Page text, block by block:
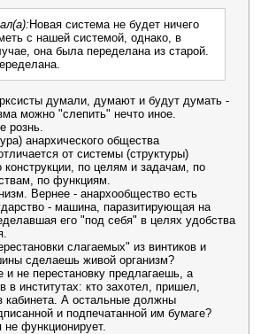
Новая система не будет ничего
с нашей системой, однако, в
она была переделана из старой.
думали, думают и будут думать -
можно "слепить" нечто иное.
рознь.
анархического общества
от системы (структуры)
конструкции, по целям и задачам, по
по функциям.
Вернее - анархообщество есть
- машина, паразитирующая на
его "под себя" в целях удобства
слагаемых" из винтиков и
сделаешь живой организм?
не перестановку предлагаешь, а
в институтах: кто захотел, пришел,
кабинета. А остальные должны
и подпечатанной им бумаге?
не функционирует.